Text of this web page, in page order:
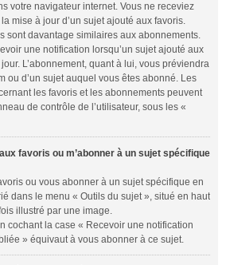
votre navigateur internet. Vous ne receviez
mise à jour d’un sujet ajouté aux favoris.
sont davantage similaires aux abonnements.
une notification lorsqu’un sujet ajouté aux
L’abonnement, quant à lui, vous préviendra
ou d’un sujet auquel vous êtes abonné. Les
les favoris et les abonnements peuvent
de contrôle de l’utilisateur, sous les «
favoris ou m’abonner à un sujet spécifique
ou vous abonner à un sujet spécifique en
dans le menu « Outils du sujet », situé en haut
illustré par une image.
cochant la case « Recevoir une notification
» équivaut à vous abonner à ce sujet.